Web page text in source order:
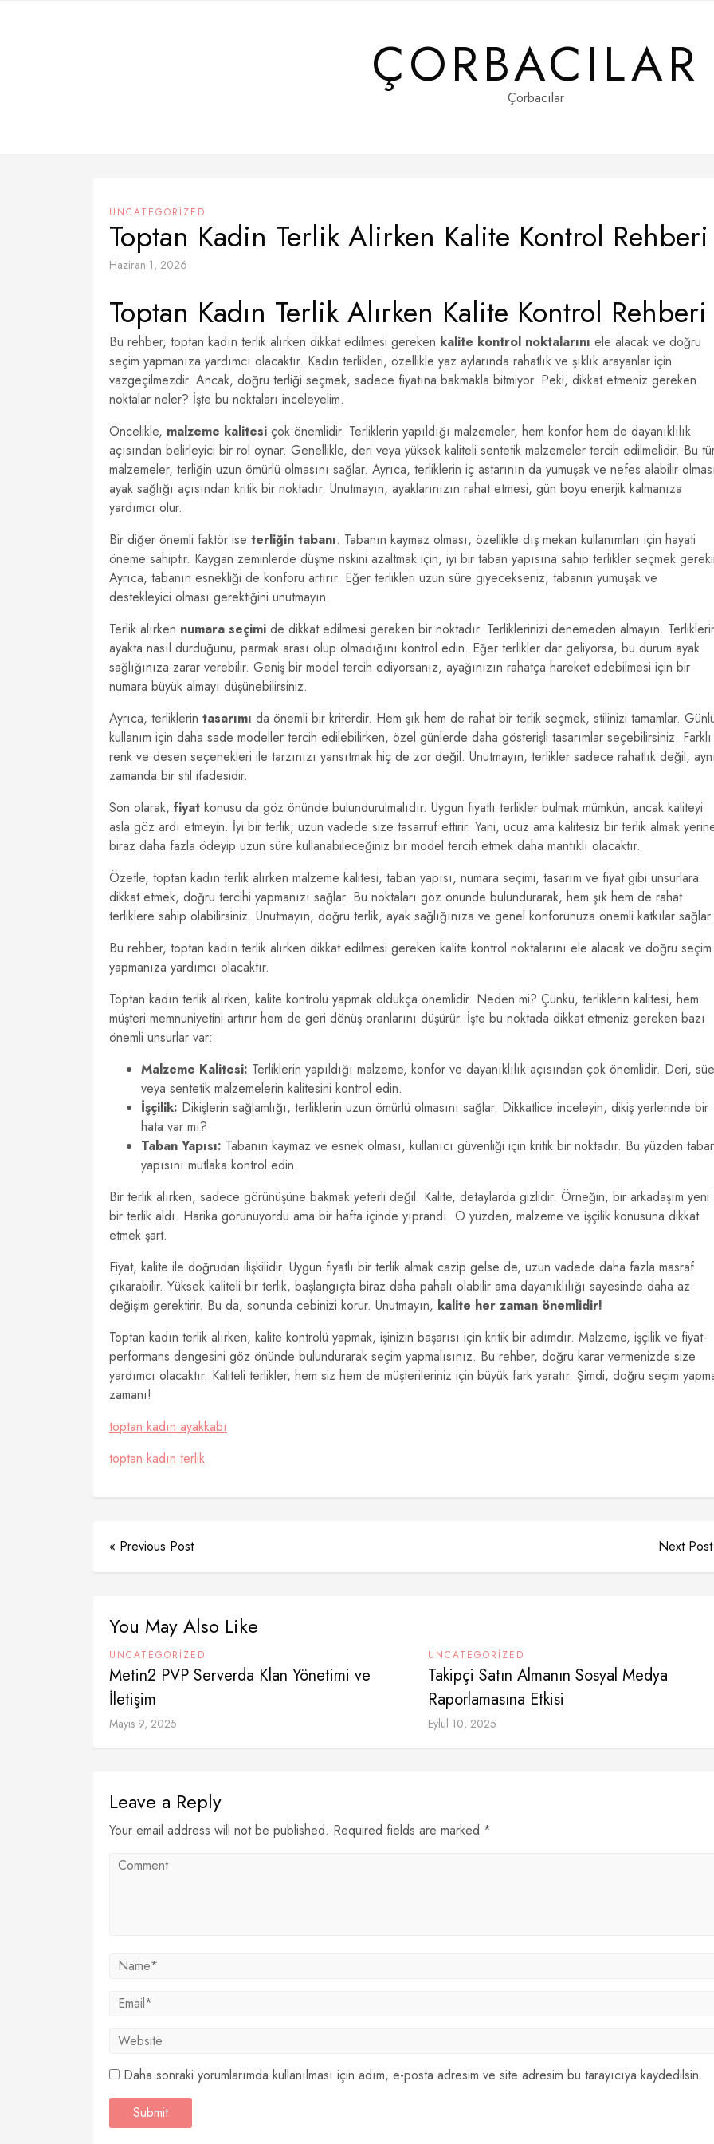
ÇORBACILAR
Çorbacılar
UNCATEGORIZED
Toptan Kadin Terlik Alirken Kalite Kontrol Rehberi
Haziran 1, 2026
Toptan Kadın Terlik Alırken Kalite Kontrol Rehberi
Bu rehber, toptan kadın terlik alırken dikkat edilmesi gereken kalite kontrol noktalarını ele alacak ve doğru
seçim yapmanıza yardımcı olacaktır. Kadın terlikleri, özellikle yaz aylarında rahatlık ve şıklık arayanlar için
vazgeçilmezdir. Ancak, doğru terliği seçmek, sadece fiyatına bakmakla bitmiyor. Peki, dikkat etmeniz gereken
noktalar neler? İşte bu noktaları inceleyelim.
Öncelikle, malzeme kalitesi çok önemlidir. Terliklerin yapıldığı malzemeler, hem konfor hem de dayanıklılık
açısından belirleyici bir rol oynar. Genellikle, deri veya yüksek kaliteli sentetik malzemeler tercih edilmelidir. Bu
malzemeler, terliğin uzun ömürlü olmasını sağlar. Ayrıca, terliklerin iç astarının da yumuşak ve nefes alabilir
ayak sağlığı açısından kritik bir noktadır. Unutmayın, ayaklarınızın rahat etmesi, gün boyu enerjik kalmanıza
yardımcı olur.
Bir diğer önemli faktör ise terliğin tabanı. Tabanın kaymaz olması, özellikle dış mekan kullanımları için hayati
öneme sahiptir. Kaygan zeminlerde düşme riskini azaltmak için, iyi bir taban yapısına sahip terlikler seçmek
Ayrıca, tabanın esnekliği de konforu artırır. Eğer terlikleri uzun süre giyecekseniz, tabanın yumuşak ve
destekleyici olması gerektiğini unutmayın.
Terlik alırken numara seçimi de dikkat edilmesi gereken bir noktadır. Terliklerinizi denemeden almayın.
ayakta nasıl durduğunu, parmak arası olup olmadığını kontrol edin. Eğer terlikler dar geliyorsa, bu durum ayak
sağlığınıza zarar verebilir. Geniş bir model tercih ediyorsanız, ayağınızın rahatça hareket edebilmesi için bir
numara büyük almayı düşünebilirsiniz.
Ayrıca, terliklerin tasarımı da önemli bir kriterdir. Hem şık hem de rahat bir terlik seçmek, stilinizi tamamlar.
kullanım için daha sade modeller tercih edilebilirken, özel günlerde daha gösterişli tasarımlar seçebilirsiniz. Farklı
renk ve desen seçenekleri ile tarzınızı yansıtmak hiç de zor değil. Unutmayın, terlikler sadece rahatlık değil,
zamanda bir stil ifadesidir.
Son olarak, fiyat konusu da göz önünde bulundurulmalıdır. Uygun fiyatlı terlikler bulmak mümkün, ancak kaliteyi
asla göz ardı etmeyin. İyi bir terlik, uzun vadede size tasarruf ettirir. Yani, ucuz ama kalitesiz bir terlik almak
biraz daha fazla ödeyip uzun süre kullanabileceğiniz bir model tercih etmek daha mantıklı olacaktır.
Özetle, toptan kadın terlik alırken malzeme kalitesi, taban yapısı, numara seçimi, tasarım ve fiyat gibi unsurlara
dikkat etmek, doğru tercihi yapmanızı sağlar. Bu noktaları göz önünde bulundurarak, hem şık hem de rahat
terliklere sahip olabilirsiniz. Unutmayın, doğru terlik, ayak sağlığınıza ve genel konforunuza önemli katkılar sağlar.
Bu rehber, toptan kadın terlik alırken dikkat edilmesi gereken kalite kontrol noktalarını ele alacak ve doğru seçim
yapmanıza yardımcı olacaktır.
Toptan kadın terlik alırken, kalite kontrolü yapmak oldukça önemlidir. Neden mi? Çünkü, terliklerin kalitesi, hem
müşteri memnuniyetini artırır hem de geri dönüş oranlarını düşürür. İşte bu noktada dikkat etmeniz gereken bazı
önemli unsurlar var:
Malzeme Kalitesi: Terliklerin yapıldığı malzeme, konfor ve dayanıklılık açısından çok önemlidir. Deri,
veya sentetik malzemelerin kalitesini kontrol edin.
İşçilik: Dikişlerin sağlamlığı, terliklerin uzun ömürlü olmasını sağlar. Dikkatlice inceleyin, dikiş yerlerinde bir
hata var mı?
Taban Yapısı: Tabanın kaymaz ve esnek olması, kullanıcı güvenliği için kritik bir noktadır. Bu yüzden
yapısını mutlaka kontrol edin.
Bir terlik alırken, sadece görünüşüne bakmak yeterli değil. Kalite, detaylarda gizlidir. Örneğin, bir arkadaşım yeni
bir terlik aldı. Harika görünüyordu ama bir hafta içinde yıprandı. O yüzden, malzeme ve işçilik konusuna dikkat
etmek şart.
Fiyat, kalite ile doğrudan ilişkilidir. Uygun fiyatlı bir terlik almak cazip gelse de, uzun vadede daha fazla masraf
çıkarabilir. Yüksek kaliteli bir terlik, başlangıçta biraz daha pahalı olabilir ama dayanıklılığı sayesinde daha az
değişim gerektirir. Bu da, sonunda cebinizi korur. Unutmayın, kalite her zaman önemlidir!
Toptan kadın terlik alırken, kalite kontrolü yapmak, işinizin başarısı için kritik bir adımdır. Malzeme, işçilik ve fiyat-
performans dengesini göz önünde bulundurarak seçim yapmalısınız. Bu rehber, doğru karar vermenizde size
yardımcı olacaktır. Kaliteli terlikler, hem siz hem de müşterileriniz için büyük fark yaratır. Şimdi, doğru seçim
zamanı!
toptan kadın ayakkabı
toptan kadın terlik
« Previous Post Next
You May Also Like
UNCATEGORIZED
Metin2 PVP Serverda Klan Yönetimi ve
İletişim
Mayıs 9, 2025
UNCATEGORIZED
Takipçi Satın Almanın Sosyal Medya
Raporlamasına Etkisi
Eylül 10, 2025
Leave a Reply
Your email address will not be published. Required fields are marked *
Daha sonraki yorumlarımda kullanılması için adım, e-posta adresim ve site adresim bu tarayıcıya kaydedilsin.